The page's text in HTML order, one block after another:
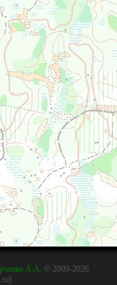
А.А. © 2009-2026